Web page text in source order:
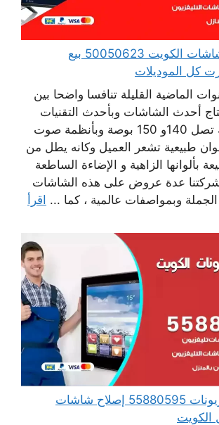
بيع تلفزيونات شاشات الكويت 50050623 بيع
كل الموديلات
الماضية القليلة تنافسا واضحا بين
أحدث الشاشات وبأحدث التقنيات
وبأحجام متنوعة تصل 140و 150 بوصة وبأنظمة صوت
طبيعية تشعر العميل وكانه يطل من
بألوانها الزاهية و الإضاءة الساطعة
شركتنا عدة عروض على هذه الشاشات
وبمواصفات عالمية ، كما ... اقرأ
فني تصليح تلفزيونات 55880595 إصلاح شاشات
الكويت